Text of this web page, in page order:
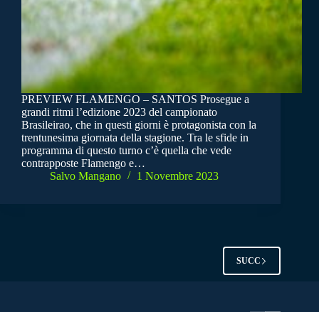
PREVIEW FLAMENGO – SANTOS Prosegue a
grandi ritmi l’edizione 2023 del campionato
Brasileirao, che in questi giorni è protagonista con la
trentunesima giornata della stagione. Tra le sfide in
programma di questo turno c’è quella che vede
contrapposte Flamengo e…
Salvo Mangano
1 Novembre 2023
SUCC